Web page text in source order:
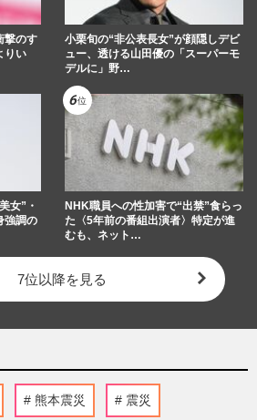
撃のす
りい
小栗旬の“非公表長女”が顔隠しデビ
ュー、透ける山田優の「スーパーモ
デルに」野…
女”・
強調の
NHK職員への性加害で“出禁”食らっ
た〈5年前の番組出演者〉特定が進
むも、ネット…
7位以降を見る
熊本震災 震災